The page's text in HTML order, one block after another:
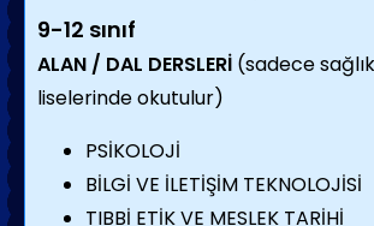
9-12 sınıf
ALAN / DAL DERSLERİ (sadece
liselerinde okutulur)
PSİKOLOJİ
BİLGİ VE İLETİŞİM TEKNOLOJİSİ
TIBBİ ETİK VE MESLEK TARİHİ